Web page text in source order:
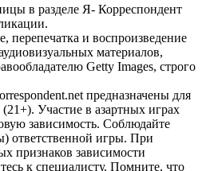
в разделе Я- Корреспондент
перепечатка и воспроизведение
материалов,
Getty Images, строго
предназначены для
Участие в азартных играх
зависимость. Соблюдайте
ответственной игры. При
признаков зависимости
к специалисту. Помните, что